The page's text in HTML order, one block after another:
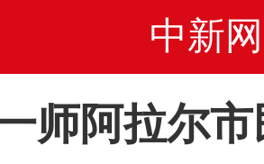
中新网
师阿拉尔